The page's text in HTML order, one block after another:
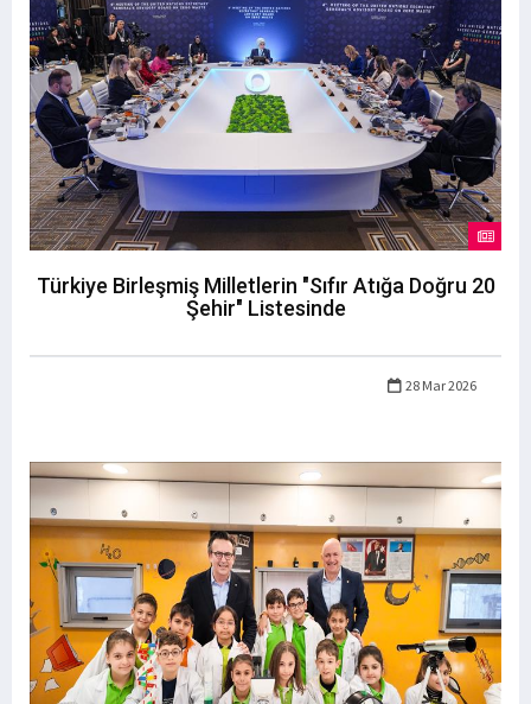
Türkiye Birleşmiş Milletlerin "Sıfır Atığa Doğru 20
Şehir" Listesinde
28 Mar 2026